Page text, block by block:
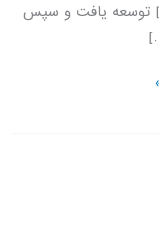
دانشگاه برکلی[1] توسعه یافت و سپس